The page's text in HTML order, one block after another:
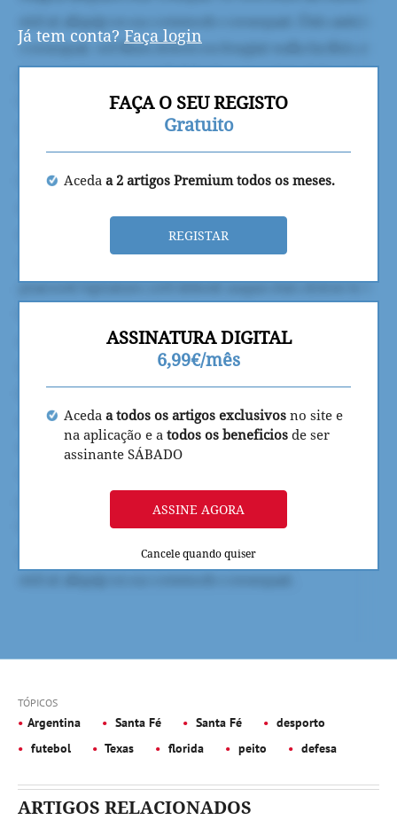
Já tem conta? Faça login
FAÇA O SEU REGISTO
Gratuito
Aceda a 2 artigos Premium todos os meses.
REGISTAR
ASSINATURA DIGITAL
6,99€/mês
Aceda a todos os artigos exclusivos no site e
na aplicação e a todos os beneficios de ser
assinante SÁBADO
ASSINE AGORA
Cancele quando quiser
TÓPICOS
Argentina Santa Fé Santa Fé
desporto
futebol
Texas florida peito defesa
ARTIGOS RELACIONADOS